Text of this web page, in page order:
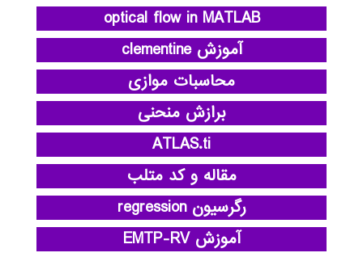
optical flow in MATLAB
آموزش clementine
محاسبات موازی
برازش منحنی
ATLAS.ti
مقاله و کد متلب
رگرسیون regression
آموزش EMTP-RV